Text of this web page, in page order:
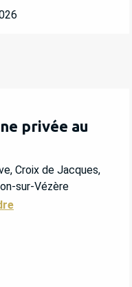
privée au
Croix de Jacques,
sur-Vézère